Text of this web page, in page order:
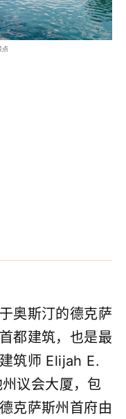
点
奥斯汀的德克萨
都建筑，也是最
筑师 Elijah E.
议会大厦，包
克萨斯州首府由